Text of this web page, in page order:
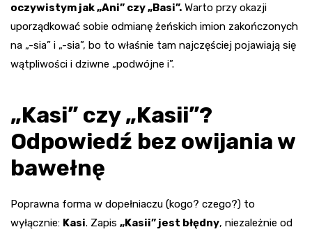
oczywistym jak „Ani” czy „Basi”. Warto przy okazji
uporządkować sobie odmianę żeńskich imion zakończonych
na „-sia” i „-sia”, bo to właśnie tam najczęściej pojawiają się
wątpliwości i dziwne „podwójne i”.
„Kasi” czy „Kasii”?
Odpowiedź bez owijania w
bawełnę
Poprawna forma w dopełniaczu (kogo? czego?) to
wyłącznie: Kasi. Zapis „Kasii” jest błędny, niezależnie od